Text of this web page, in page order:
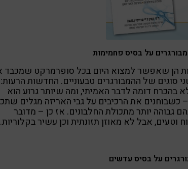
על בסיס פחמימות
הן שאפשר למצוא היום בכל סופרמרקט שמכבד
סוגים של ההמבורגרים טבעוניים. החדשות הרעות:
דומה לדבר האמיתי, ומה שיותר גרוע הוא
את הרכיבים על גבי האריזה מגלים
גבוהה יותר מתכולת החלבונים. אז כן – מדובר
וטעים, אבל לא מאוזן תזונתית וכן עשיר בקלוריות.
על בסיס עדשים